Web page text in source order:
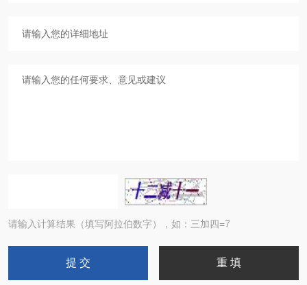
请输入计算结果（填写阿拉伯数字），如：三加四=7